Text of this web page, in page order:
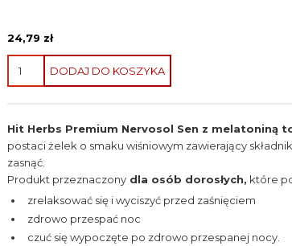
24,79 zł
Nervosol
melatoniną
Hit
Herbs
Premium
(żelki)
DODAJ DO KOSZYKA
Hit Herbs Premium Nervosol Sen z melatoniną
postaci żelek o smaku wiśniowym zawierający
zasnąć.
Produkt przeznaczonydla osób dorosłych, które
zrelaksować się i wyciszyć przed zaśnięciem
zdrowo przespać noc
czuć się wypoczęte po zdrowo przespanej nocy.